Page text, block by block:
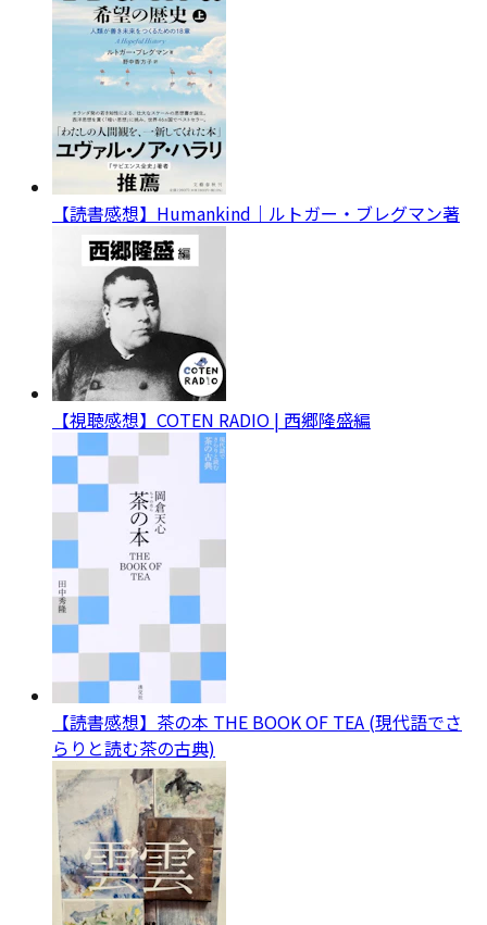
【読書感想】Humankind｜ルトガー・ブレグマン著
【視聴感想】COTEN RADIO | 西郷隆盛編
【読書感想】茶の本 THE BOOK OF TEA (現代語でさ
らりと読む茶の古典)